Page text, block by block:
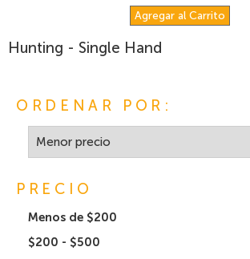
Agregar al Carrito
Hunting - Single Hand
ORDENAR POR:
PRECIO
Menos de $200
$200 - $500